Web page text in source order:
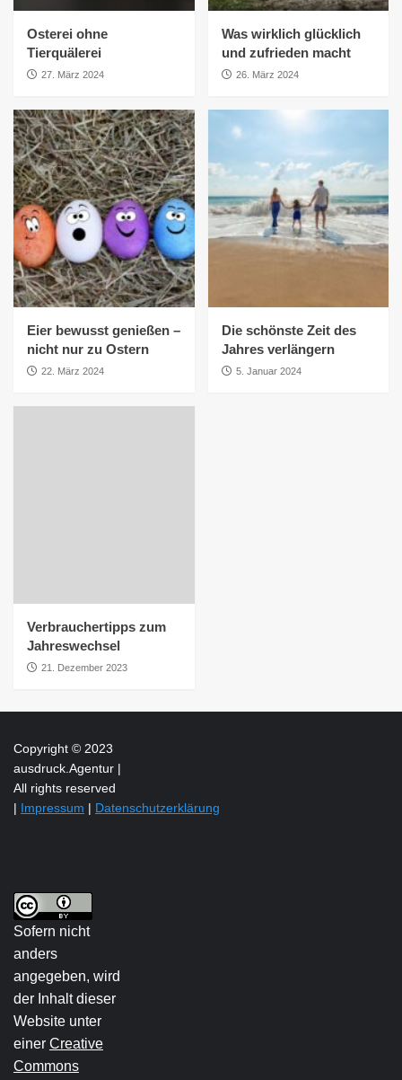
Osterei ohne
Tierquälerei
27. März 2024
Was wirklich glücklich
und zufrieden macht
26. März 2024
Eier bewusst genießen –
nicht nur zu Ostern
22. März 2024
Die schönste Zeit des
Jahres verlängern
5. Januar 2024
Verbrauchertipps zum
Jahreswechsel
21. Dezember 2023
Copyright © 2023
ausdruck.Agentur |
All rights reserved
| Impressum | Datenschutzerklärung
Sofern nicht
anders
angegeben, wird
der Inhalt dieser
Website unter
einer Creative
Commons